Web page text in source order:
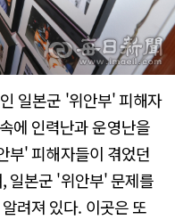
일본군 '위안부' 피해자
에 인력난과 운영난을
부' 피해자들이 겪었던
일본군 '위안부' 문제를
려져 있다. 이곳은 또